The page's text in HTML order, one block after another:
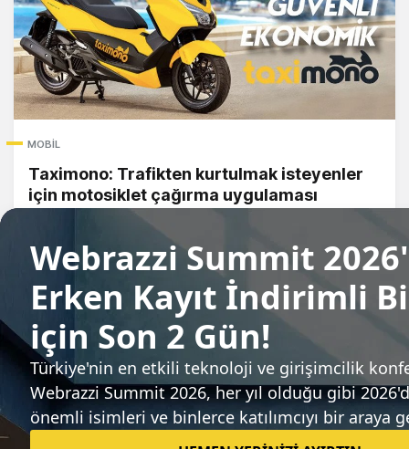
MOBIL
Taximono: Trafikten kurtulmak isteyenler
için motosiklet çağırma uygulaması
11 Ekim 2017
Daha Fazlası
Teknoloji dünyasındaki gelişmeleri takip edin.
Neleri size ulaştırmamızı istersiniz?